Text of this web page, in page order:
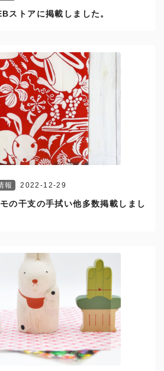
ストアに掲載しました。
報 2022-12-29
の干支の手拭い他多数掲載しまし